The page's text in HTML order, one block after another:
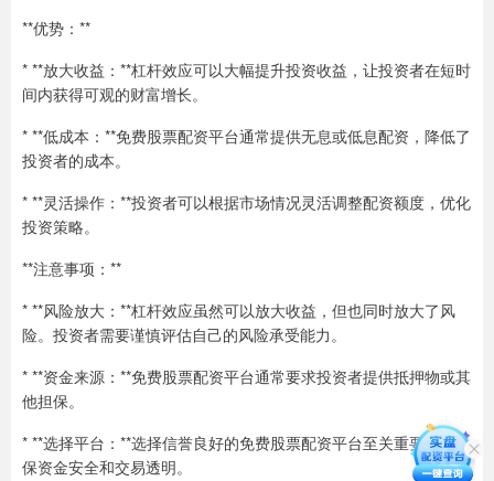
**优势：**
* **放大收益：**杠杆效应可以大幅提升投资收益，让投资者在短时
间内获得可观的财富增长。
* **低成本：**免费股票配资平台通常提供无息或低息配资，降低了
投资者的成本。
* **灵活操作：**投资者可以根据市场情况灵活调整配资额度，优化
投资策略。
**注意事项：**
* **风险放大：**杠杆效应虽然可以放大收益，但也同时放大了风
险。投资者需要谨慎评估自己的风险承受能力。
* **资金来源：**免费股票配资平台通常要求投资者提供抵押物或其
他担保。
* **选择平台：**选择信誉良好的免费股票配资平台至关重要，以确
保资金安全和交易透明。